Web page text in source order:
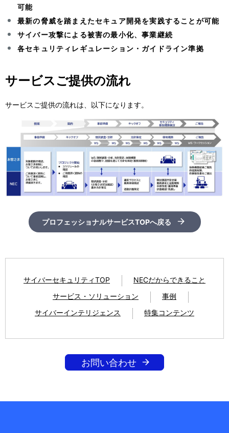
可能
最新の脅威を踏まえたセキュア開発を実践することが可能
サイバー攻撃による被害の最小化、事業継続
各セキュリティレギュレーション・ガイドライン準拠
サービスご提供の流れ
サービスご提供の流れは、以下になります。
プロフェッショナルサービスTOPへ戻る
サイバーセキュリティTOP
NECだからできること
サービス・ソリューション
事例
サイバーインテリジェンス
特集コンテンツ
お問い合わせ